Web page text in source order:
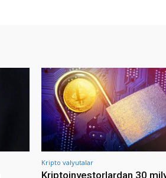
Kripto valyutalar
Kriptoinvestorlardan 30